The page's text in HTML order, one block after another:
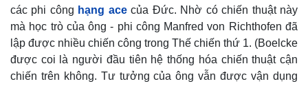
các phi công hạng acecủa Đức. Nhờ có chiến thuật này
mà học trò của ông - phi công Manfred von Richthofen đã
lập được nhiều chiến công trong Thế chiến thứ 1. (Boelcke
được coi là người đầu tiên hệ thống hóa chiến thuật cận
chiến trên không. Tư tưởng của ông vẫn được vận dụng